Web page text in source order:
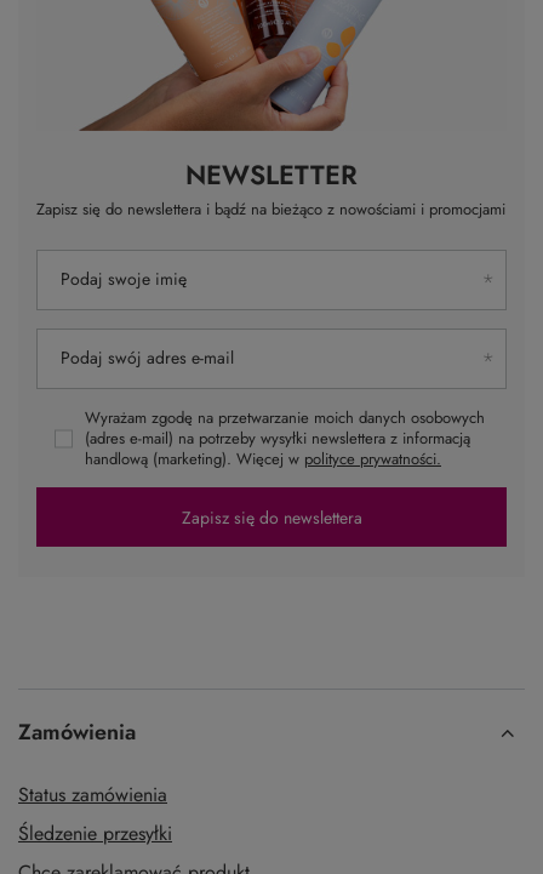
NEWSLETTER
Zapisz się do newslettera i bądź na bieżąco z nowościami i promocjami
Podaj swoje imię
Podaj swój adres e-mail
Wyrażam zgodę na przetwarzanie moich danych osobowych
(adres e-mail) na potrzeby wysyłki newslettera z informacją
handlową (marketing). Więcej w polityce prywatności.
Zapisz się do newslettera
Zamówienia
Status zamówienia
Śledzenie przesyłki